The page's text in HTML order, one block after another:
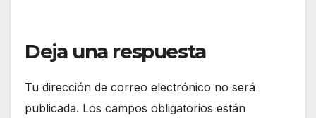
Deja una respuesta
Tu dirección de correo electrónico no será
publicada. Los campos obligatorios están